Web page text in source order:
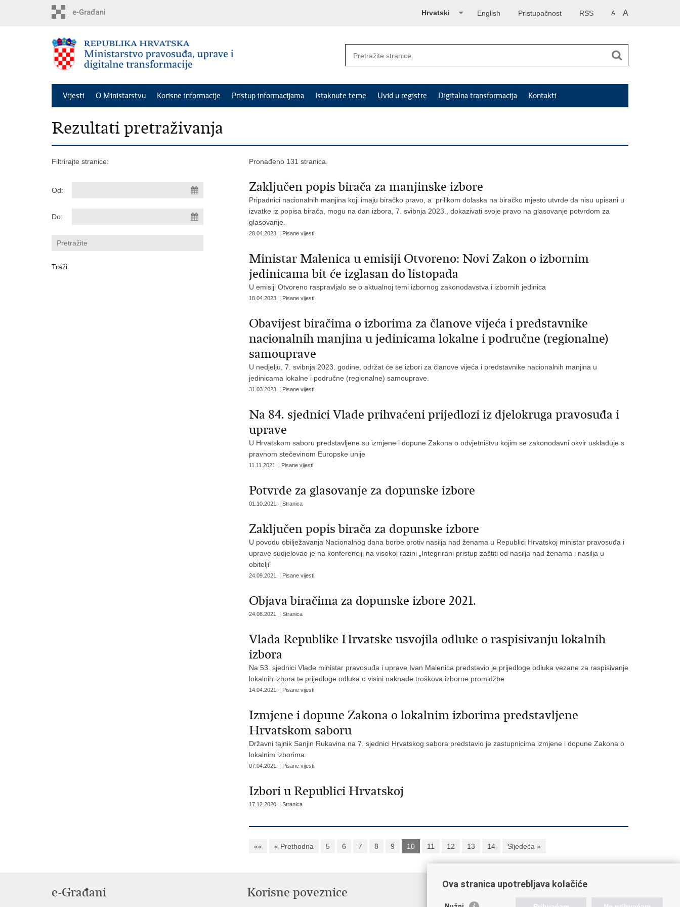
A A
RSS
Pristupačnost
English
Hrvatski
Vijesti O Ministarstvu Korisne informacije Pristup informacijama Istaknute teme Uvid u registre Digitalna transformacija Kontakti
Rezultati pretraživanja
Filtrirajte stranice:
Od:
Do:
Pronađeno 131 stranica.
Zaključen popis birača za manjinske izbore
Pripadnici nacionalnih manjina koji imaju biračko pravo, a prilikom dolaska na biračko mjesto utvrde da nisu upisani u
izvatke iz popisa birača, mogu na dan izbora, 7. svibnja 2023., dokazivati svoje pravo na glasovanje potvrdom za
glasovanje.
28.04.2023. | Pisane vijesti
Ministar Malenica u emisiji Otvoreno: Novi Zakon o izbornim
jedinicama bit će izglasan do listopada
U emisiji Otvoreno raspravljalo se o aktualnoj temi izbornog zakonodavstva i izbornih jedinica
18.04.2023. | Pisane vijesti
Obavijest biračima o izborima za članove vijeća i predstavnike
nacionalnih manjina u jedinicama lokalne i područne (regionalne)
samouprave
U nedjelju, 7. svibnja 2023. godine, održat će se izbori za članove vijeća i predstavnike nacionalnih manjina u
jedinicama lokalne i područne (regionalne) samouprave.
31.03.2023. | Pisane vijesti
Na 84. sjednici Vlade prihvaćeni prijedlozi iz djelokruga pravosuđa i
uprave
U Hrvatskom saboru predstavljene su izmjene i dopune Zakona o odvjetništvu kojim se zakonodavni okvir usklađuje s
pravnom stečevinom Europske unije
11.11.2021. | Pisane vijesti
Potvrde za glasovanje za dopunske izbore
01.10.2021. | Stranica
Zaključen popis birača za dopunske izbore
U povodu obilježavanja Nacionalnog dana borbe protiv nasilja nad ženama u Republici Hrvatskoj ministar pravosuđa i
uprave sudjelovao je na konferenciji na visokoj razini „Integrirani pristup zaštiti od nasilja nad ženama i nasilja u
obitelji“
24.09.2021. | Pisane vijesti
Objava biračima za dopunske izbore 2021.
24.08.2021. | Stranica
Vlada Republike Hrvatske usvojila odluke o raspisivanju lokalnih
izbora
Na 53. sjednici Vlade ministar pravosuđa i uprave Ivan Malenica predstavio je prijedloge odluka vezane za raspisivanje
lokalnih izbora te prijedloge odluka o visini naknade troškova izborne promidžbe.
14.04.2021. | Pisane vijesti
Izmjene i dopune Zakona o lokalnim izborima predstavljene
Hrvatskom saboru
Državni tajnik Sanjin Rukavina na 7. sjednici Hrvatskog sabora predstavio je zastupnicima izmjene i dopune Zakona o
lokalnim izborima.
07.04.2021. | Pisane vijesti
Izbori u Republici Hrvatskoj
17.12.2020. | Stranica
«« « Prethodna 5 6 7 8 9 10 11 12 13 14 Sljedeća »
e-Građani Korisne poveznice Poveznice pravosudnog sustava
Ova stranica upotrebljava kolačiće